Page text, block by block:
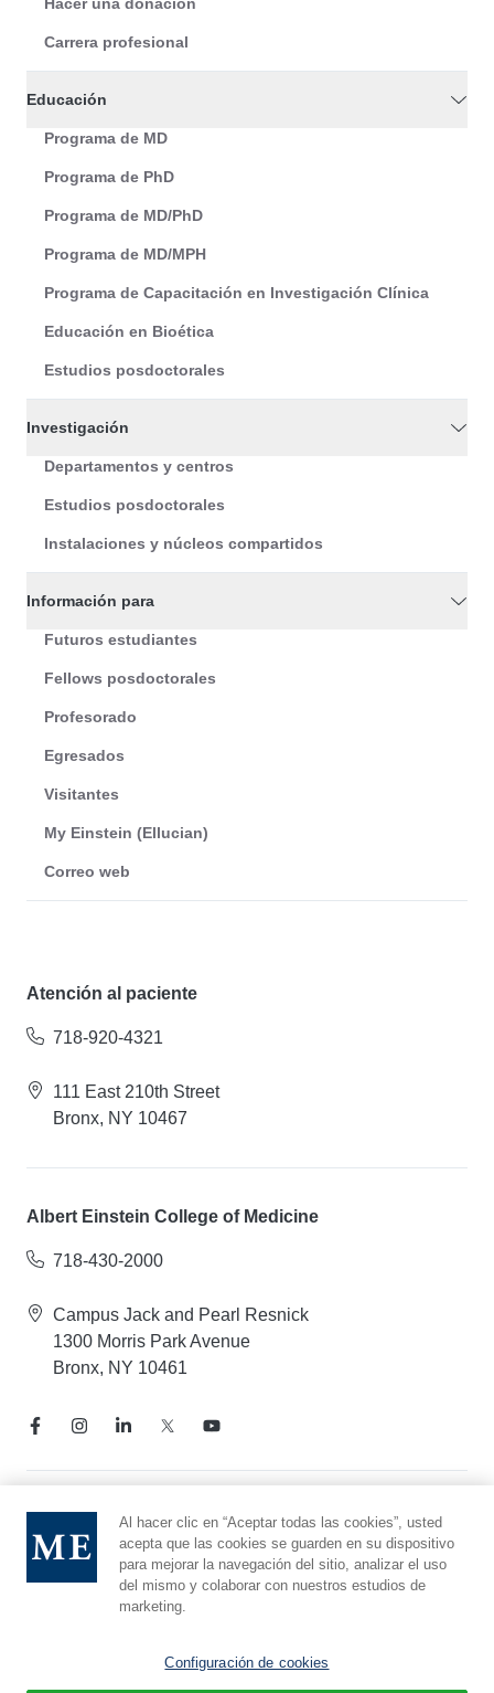
Carrera profesional
Educación
Programa de MD
Programa de PhD
Programa de MD/PhD
Programa de MD/MPH
Programa de Capacitación en Investigación Clínica
Educación en Bioética
Estudios posdoctorales
Investigación
Departamentos y centros
Estudios posdoctorales
Instalaciones y núcleos compartidos
Información para
Futuros estudiantes
Fellows posdoctorales
Profesorado
Egresados
Visitantes
My Einstein (Ellucian)
Correo web
Atención al paciente
718-920-4321
111 East 210th Street
Bronx, NY 10467
Albert Einstein College of Medicine
718-430-2000
Campus Jack and Pearl Resnick
1300 Morris Park Avenue
Bronx, NY 10461
Aviso de prácticas de privacidad
Línea directa de cumplimiento
Denunciar maltrato
Preferencias de cookies
Al hacer clic en “Aceptar todas las cookies”, usted
acepta que las cookies se guarden en su dispositivo
para mejorar la navegación del sitio, analizar el uso
del mismo y colaborar con nuestros estudios de
marketing.
Configuración de cookies